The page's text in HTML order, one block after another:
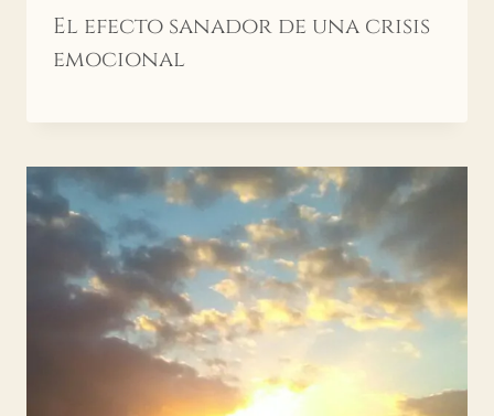
El efecto sanador de una crisis
emocional